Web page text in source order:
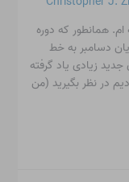
همانطور که دوره
دسامبر به خط
زیادی یاد گرفته
در نظر بگیرید (من